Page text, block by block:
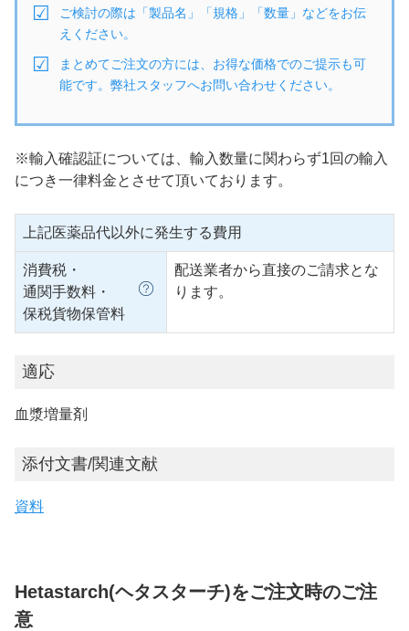
ご検討の際は「製品名」「規格」「数量」などをお伝
えください。
まとめてご注文の方には、お得な価格でのご提示も可
能です。弊社スタッフへお問い合わせください。
※輸入確認証については、輸入数量に関わらず1回の輸入
につき一律料金とさせて頂いております。
上記医薬品代以外に発生する費用
消費税・
通関手数料・
保税貨物保管料
配送業者から直接のご請求とな
ります。
適応
血漿増量剤
添付文書/関連文献
資料
Hetastarch(ヘタスターチ)をご注文時のご注
意